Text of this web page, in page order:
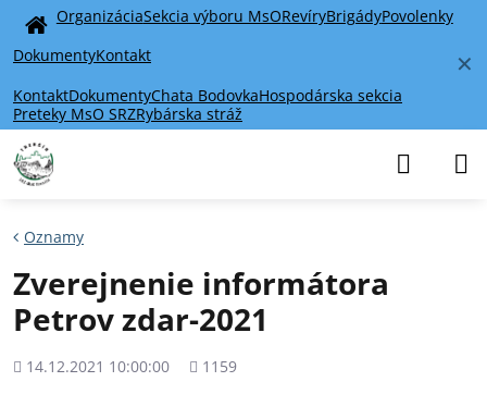
✕
Home
OrganizáciaSekcia výboru MsORevíryBrigádyPovolenky
DokumentyKontakt
KontaktDokumentyChata BodovkaHospodárska sekcia
Preteky MsO SRZRybárska stráž
Oznamy
Zverejnenie informátora
Petrov zdar-2021
Pridané
14.12.2021 10:00:00
Počet
1159